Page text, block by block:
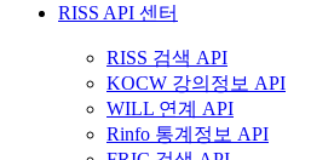
RISS API 센터
RISS 검색 API
KOCW 강의정보 API
WILL 연계 API
Rinfo 통계정보 API